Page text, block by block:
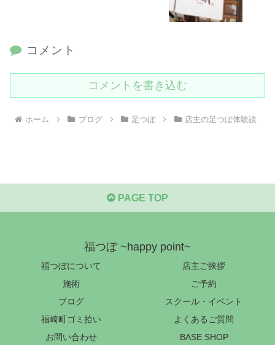
コメント
コメントを書き込む
ホーム ブログ 足つぼ 店主の足つぼ体験談
PAGE TOP
福つぼ ~happy point~
福つぼについて
店主ご挨拶
施術
ご予約
ブログ
スクール・イベント
福崎町ゴミ拾い
よくあるご質問
お問い合わせ
BASE SHOP